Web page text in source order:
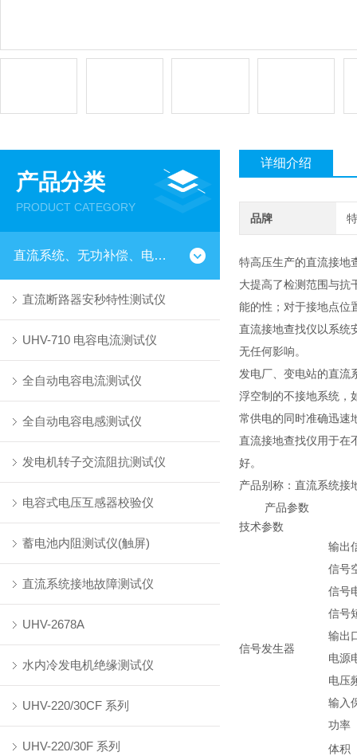
产品分类
PRODUCT CATEGORY
直流系统、无功补偿、电池电机检测仪器
直流断路器安秒特性测试仪
UHV-710 电容电流测试仪
全自动电容电流测试仪
全自动电容电感测试仪
发电机转子交流阻抗测试仪
电容式电压互感器校验仪
蓄电池内阻测试仪(触屏)
直流系统接地故障测试仪
UHV-2678A
水内冷发电机绝缘测试仪
UHV-220/30CF 系列
UHV-220/30F 系列
详细介绍
品牌
特高压生产的直流接地
大提高了检测范围与抗
能的性；对于接地点位
直流接地查找仪以系统
无任何影响。
发电厂、变电站的直流
浮空制的不接地系统，
常供电的同时准确迅速
直流接地查找仪用于在
好。
产品别称：直流系统接
产品参数
技术参数
信号发生器
输出
信号
信号
信号
输出
电源
电压
输入
功率
体积